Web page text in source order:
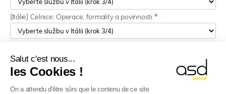
Salut c'est nous...
les Cookies !
On a attendu d'être sûrs que le contenu de ce site
[Itálie] Celnice: Operace, formality a povinnosti *
[Kypr] Daňové: DPH, Daně, Formality & Povinnosti